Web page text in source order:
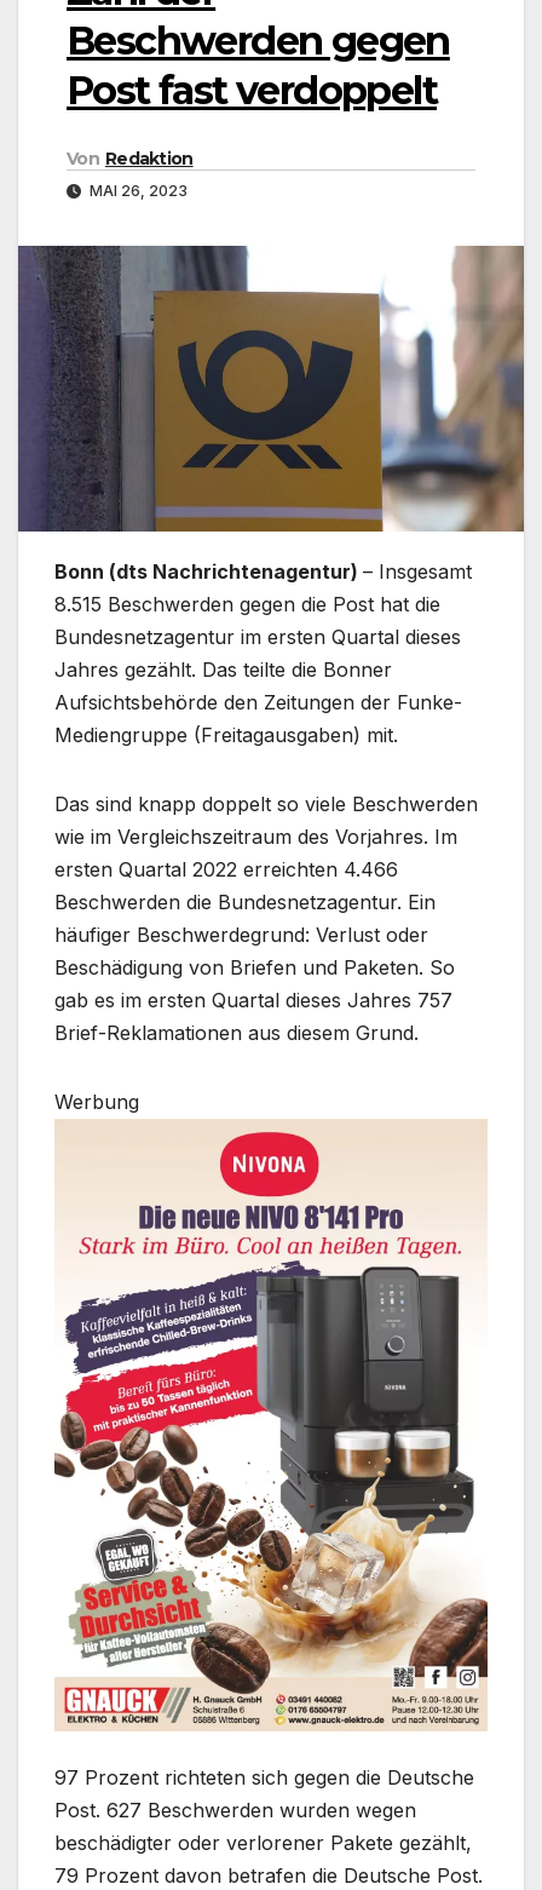
Beschwerden gegen
Post fast verdoppelt
Von Redaktion
MAI 26, 2023
Bonn (dts Nachrichtenagentur) – Insgesamt
8.515 Beschwerden gegen die Post hat die
Bundesnetzagentur im ersten Quartal dieses
Jahres gezählt. Das teilte die Bonner
Aufsichtsbehörde den Zeitungen der Funke-
Mediengruppe (Freitagausgaben) mit.
Das sind knapp doppelt so viele Beschwerden
wie im Vergleichszeitraum des Vorjahres. Im
ersten Quartal 2022 erreichten 4.466
Beschwerden die Bundesnetzagentur. Ein
häufiger Beschwerdegrund: Verlust oder
Beschädigung von Briefen und Paketen. So
gab es im ersten Quartal dieses Jahres 757
Brief-Reklamationen aus diesem Grund.
Werbung
97 Prozent richteten sich gegen die Deutsche
Post. 627 Beschwerden wurden wegen
beschädigter oder verlorener Pakete gezählt,
79 Prozent davon betrafen die Deutsche Post.